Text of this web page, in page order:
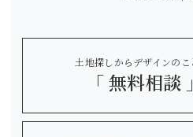
土地探しからデザインの
「 無料相談 」